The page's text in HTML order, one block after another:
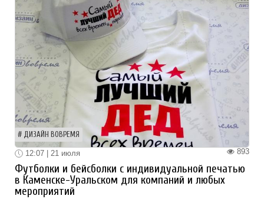
ДИЗАЙН ВОВРЕМЯ
893
12:07 | 21 июля
Футболки и бейсболки с индивидуальной печатью
в Каменске-Уральском для компаний и любых
мероприятий